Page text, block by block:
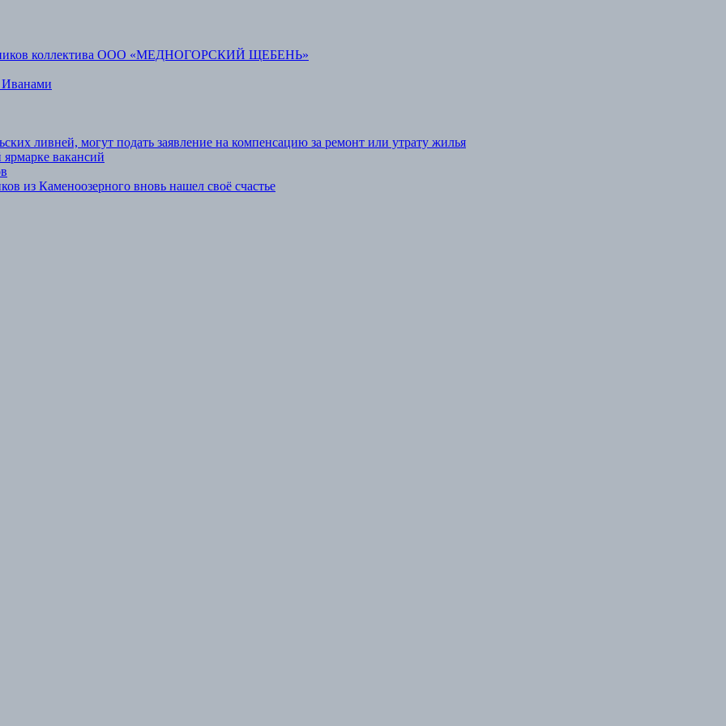
коллектива ООО «МЕДНОГОРСКИЙ ЩЕБЕНЬ»
ливней, могут подать заявление на компенсацию за ремонт или утрату жилья
вакансий
из Каменоозерного вновь нашел своё счастье